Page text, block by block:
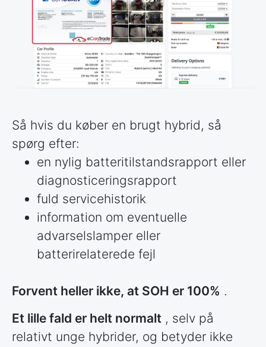
Så hvis du køber en brugt hybrid, så
spørg efter:
en nylig batteritilstandsrapport eller
diagnosticeringsrapport
fuld servicehistorik
information om eventuelle
advarselslamper eller
batterirelaterede fejl
Forvent heller ikke, at SOH er 100% .
Et lille fald er helt normalt , selv på
relativt unge hybrider, og betyder ikke